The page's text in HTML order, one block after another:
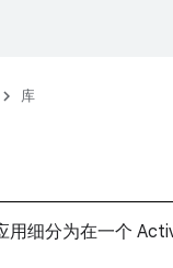
库
用细分为在一个